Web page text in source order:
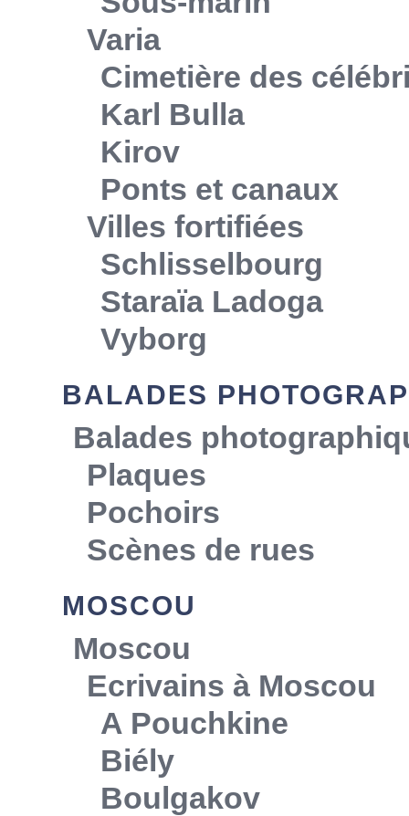
Varia
Cimetière des
Karl Bulla
Kirov
Ponts et canaux
Villes fortifiées
Schlisselbourg
Staraïa Ladoga
Vyborg
BALADES
Balades
Plaques
Pochoirs
Scènes de rues
MOSCOU
Moscou
Ecrivains à Moscou
A Pouchkine
Biély
Boulgakov